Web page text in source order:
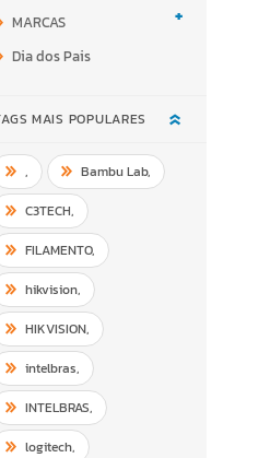
MARCAS +
Dia dos Pais
TAGS MAIS POPULARES
, Bambu Lab,
C3TECH,
FILAMENTO,
hikvision,
HIKVISION,
intelbras,
INTELBRAS,
logitech,